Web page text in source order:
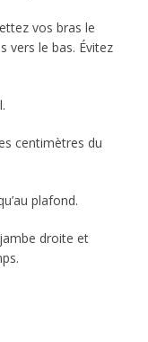
vos bras le
vers le bas. Évitez
centimètres du
plafond.
droite et